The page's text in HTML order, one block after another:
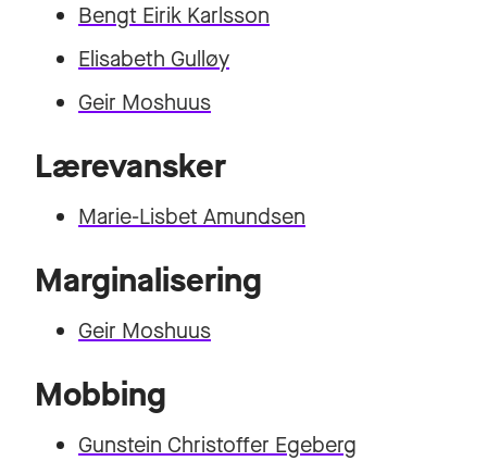
Bengt Eirik Karlsson
Elisabeth Gulløy
Geir Moshuus
Lærevansker
Marie-Lisbet Amundsen
Marginalisering
Geir Moshuus
Mobbing
Gunstein Christoffer Egeberg